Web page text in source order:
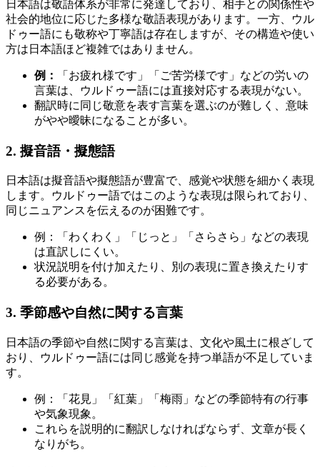
日本語は敬語体系が非常に発達しており、相手との関係性や
社会的地位に応じた多様な敬語表現があります。一方、ウル
ドゥー語にも敬称や丁寧語は存在しますが、その構造や使い
方は日本語ほど複雑ではありません。
例：
「お疲れ様です」「ご苦労様です」などの労いの
言葉は、ウルドゥー語には直接対応する表現がない。
翻訳時に同じ敬意を表す言葉を選ぶのが難しく、意味
がやや曖昧になることが多い。
2. 擬音語・擬態語
日本語は擬音語や擬態語が豊富で、感覚や状態を細かく表現
します。ウルドゥー語ではこのような表現は限られており、
同じニュアンスを伝えるのが困難です。
例：「わくわく」「じっと」「さらさら」などの表現
は直訳しにくい。
状況説明を付け加えたり、別の表現に置き換えたりす
る必要がある。
3. 季節感や自然に関する言葉
日本語の季節や自然に関する言葉は、文化や風土に根ざして
おり、ウルドゥー語には同じ感覚を持つ単語が不足していま
す。
例：「花見」「紅葉」「梅雨」などの季節特有の行事
や気象現象。
これらを説明的に翻訳しなければならず、文章が長く
なりがち。